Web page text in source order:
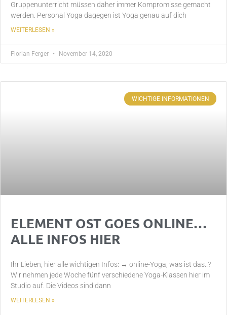
Gruppenunterricht müssen daher immer Kompromisse gemacht
werden. Personal Yoga dagegen ist Yoga genau auf dich
WEITERLESEN »
Florian Ferger November 14, 2020
WICHTIGE INFORMATIONEN
ELEMENT OST GOES ONLINE…
ALLE INFOS HIER
Ihr Lieben, hier alle wichtigen Infos: → online-Yoga, was ist das..?
Wir nehmen jede Woche fünf verschiedene Yoga-Klassen hier im
Studio auf. Die Videos sind dann
WEITERLESEN »